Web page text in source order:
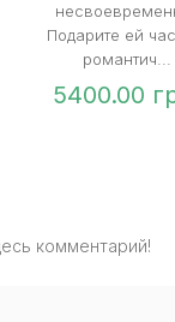
Подарите ей
романтич...
5400.00
комментарий!